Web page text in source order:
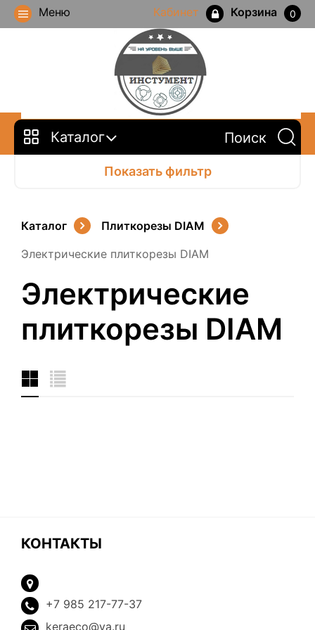
Меню Кабинет Корзина 0
Каталог
Показать фильтр
Каталог
Плиткорезы DIAM
Электрические плиткорезы DIAM
Электрические
плиткорезы DIAM
КОНТАКТЫ
+7 985 217-77-37
keraeco@ya.ru